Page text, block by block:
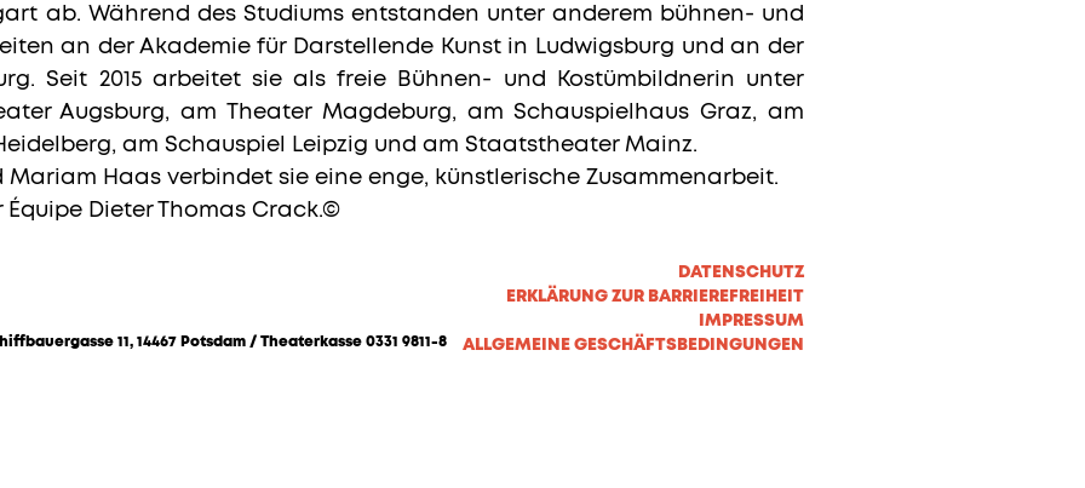
ab. Während des Studiums entstanden unter anderem bühnen- und
an der Akademie für Darstellende Kunst in Ludwigsburg und an der
Seit 2015 arbeitet sie als freie Bühnen- und Kostümbildnerin unter
Augsburg, am Theater Magdeburg, am Schauspielhaus Graz, am
am Schauspiel Leipzig und am Staatstheater Mainz.
Mariam Haas verbindet sie eine enge, künstlerische Zusammenarbeit.
Équipe Dieter Thomas Crack.©
11, 14467 Potsdam / Theaterkasse 0331 9811-8
DATENSCHUTZ
ERKLÄRUNG ZUR BARRIEREFREIHEIT
IMPRESSUM
ALLGEMEINE GESCHÄFTSBEDINGUNGEN